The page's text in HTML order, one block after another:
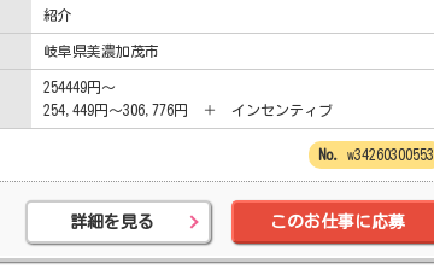
紹介
岐阜県美濃加茂市
254449円～
254,449円～306,776円 ＋ インセンティブ
w34260300553
詳細を見る このお仕事に応募